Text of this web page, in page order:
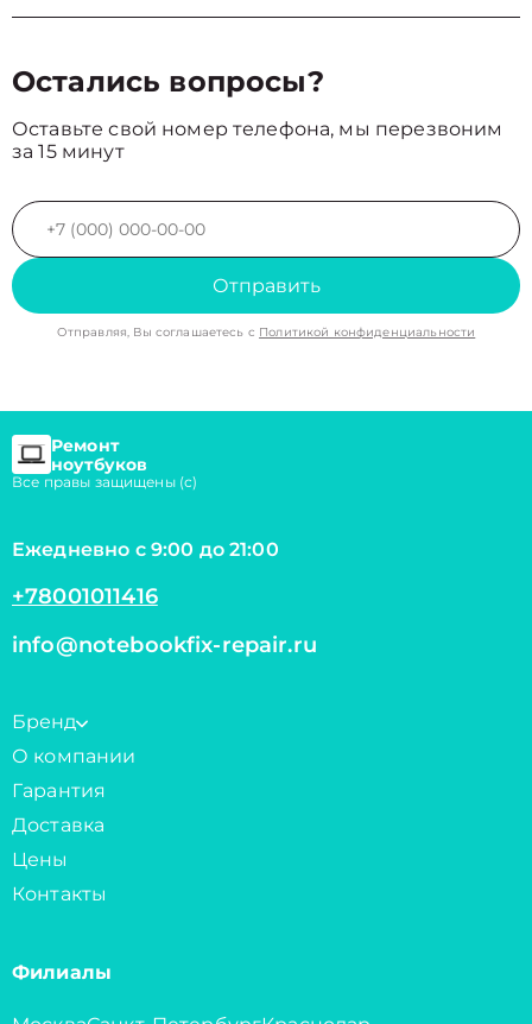
Остались вопросы?
Оставьте свой номер телефона, мы перезвоним
за 15 минут
Отправить
Отправляя, Вы соглашаетесь с Политикой конфиденциальности
Ремонт
ноутбуков
Все правы защищены (с)
Ежедневно с 9:00 до 21:00
+78001011416
info@notebookfix-repair.ru
Бренд
О компании
Гарантия
Доставка
Цены
Контакты
Филиалы